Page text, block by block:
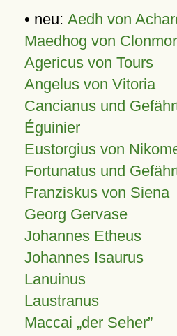
• neu: Aedh von
Maedhog von
Agericus von Tours
Angelus von Vitoria
Cancianus und
Éguinier
Eustorgius von
Fortunatus und
Franziskus von Siena
Georg Gervase
Johannes Etheus
Johannes Isaurus
Lanuinus
Laustranus
Maccai „der Seher”